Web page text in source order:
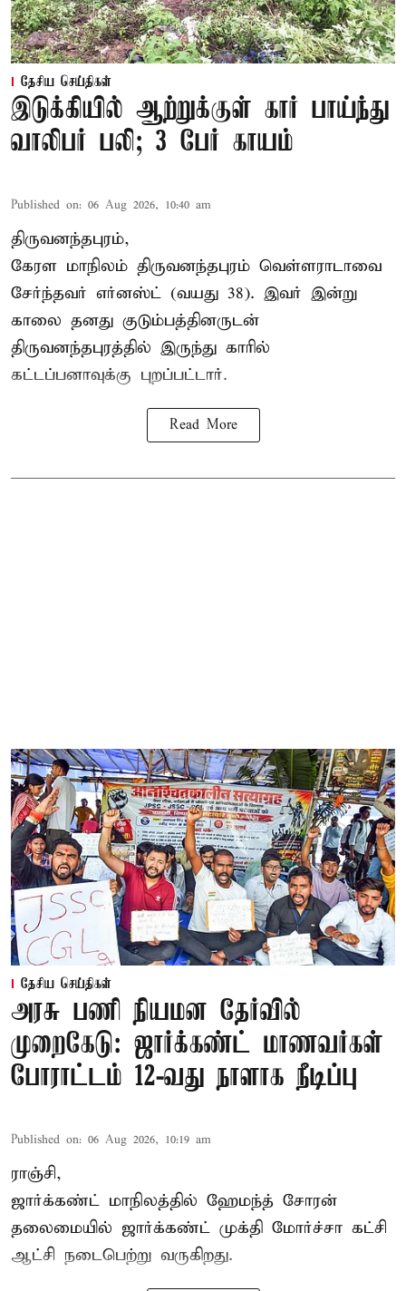
தேசிய செய்திகள்
இடுக்கியில் ஆற்றுக்குள் கார் பாய்ந்து
வாலிபர் பலி; 3 பேர் காயம்
Published on: 06 Aug 2026, 10:40 am
திருவனந்தபுரம்,
கேரள மாநிலம் திருவனந்தபுரம் வெள்ளராடாவை
சேர்ந்தவர் எர்னஸ்ட் (வயது 38). இவர் இன்று
காலை தனது குடும்பத்தினருடன்
திருவனந்தபுரத்தில் இருந்து காரில்
கட்டப்பனாவுக்கு புறப்பட்டார்.
Read More
தேசிய செய்திகள்
அரசு பணி நியமன தேர்வில்
முறைகேடு: ஜார்க்கண்ட் மாணவர்கள்
போராட்டம் 12-வது நாளாக நீடிப்பு
Published on: 06 Aug 2026, 10:19 am
ராஞ்சி,
ஜார்க்கண்ட் மாநிலத்தில் ஹேமந்த் சோரன்
தலைமையில் ஜார்க்கண்ட் முக்தி மோர்ச்சா கட்சி
ஆட்சி நடைபெற்று வருகிறது.